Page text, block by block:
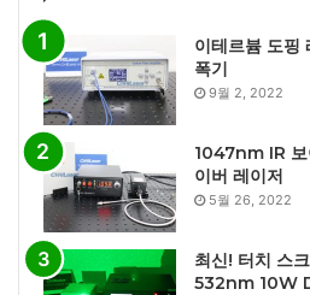
이테르븀 도핑
폭기
9월 2, 2022
1047nm IR 보
이버 레이저
5월 26, 2022
최신! 터치 스
532nm 10W